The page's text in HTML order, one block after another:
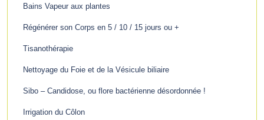
Bains Vapeur aux plantes
Régénérer son Corps en 5 / 10 / 15 jours ou +
Tisanothérapie
Nettoyage du Foie et de la Vésicule biliaire
Sibo – Candidose, ou flore bactérienne désordonnée !
Irrigation du Côlon